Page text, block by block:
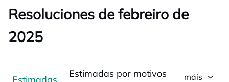
Resoluciones de febreiro de
2025
Estimadas por motivos
máis